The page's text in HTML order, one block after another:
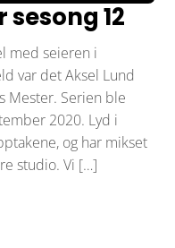
12
med seieren i
var det Aksel Lund
Mester. Serien ble
2020. Lyd i
og har mikset
studio. Vi […]